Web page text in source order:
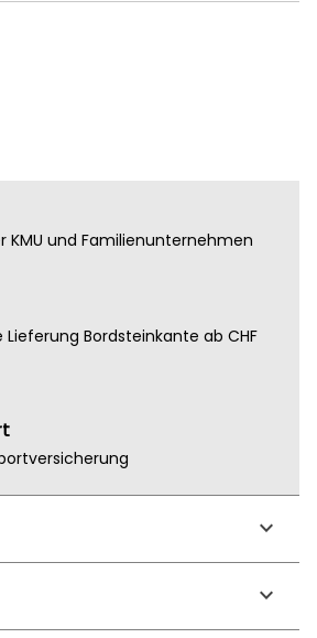
KMU und Familienunternehmen
Lieferung Bordsteinkante ab CHF
keyboard_arrow_down
keyboard_arrow_down